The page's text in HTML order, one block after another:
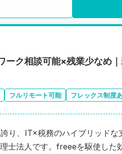
ーク相談可能×残業少なめ
フルリモート可能 フレックス制度
り、IT×税務のハイブリッドな
士法人です。freeeを駆使した